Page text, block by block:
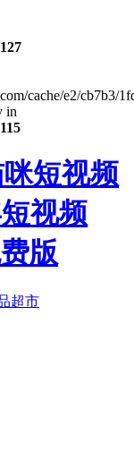
127
cache/e2/cb7b3/
in
115
短视频
视频
版